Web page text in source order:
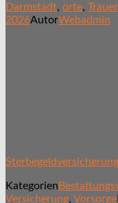
Darmstadt, orte,
2026AutorWebadmin
Sterbegeldversicherung
Kategorien
Versicherung, Vorsorge